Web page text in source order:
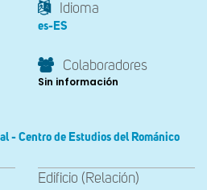
Idioma
es-ES
Colaboradores
Sin información
- Centro de Estudios del Románico
Edificio (Relación)